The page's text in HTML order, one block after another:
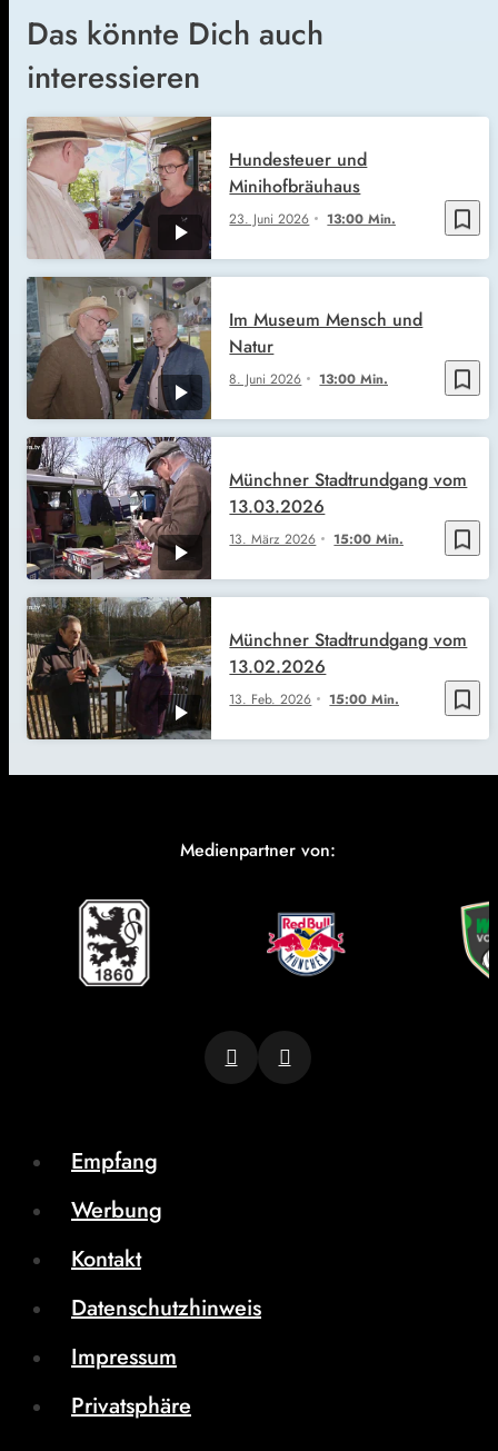
Das könnte Dich auch
interessieren
bookmark_border
23. Juni 2026 13:00 Min.
Hundesteuer und
Minihofbräuhaus
bookmark_border
8. Juni 2026 13:00 Min.
Im Museum Mensch und
Natur
bookmark_border
13. März 2026 15:00 Min.
Münchner Stadtrundgang vom
13.03.2026
bookmark_border
13. Feb. 2026 15:00 Min.
Münchner Stadtrundgang vom
13.02.2026
Medienpartner von:
Empfang
Werbung
Kontakt
Datenschutzhinweis
Impressum
Privatsphäre